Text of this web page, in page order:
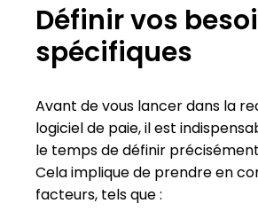
Définir vos
spécifiques
Avant de vous lancer dans la
logiciel de paie, il est
le temps de définir
Cela implique de prendre en
facteurs, tels que :